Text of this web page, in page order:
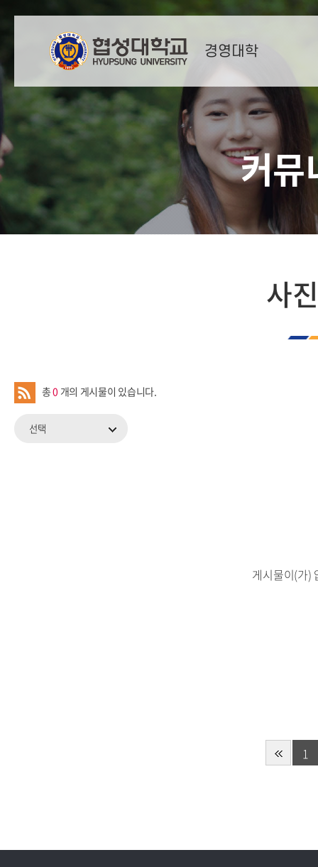
경영대학
커뮤
사
총0 개의 게시물이 있습니다.
선택
게시물이(가)
1